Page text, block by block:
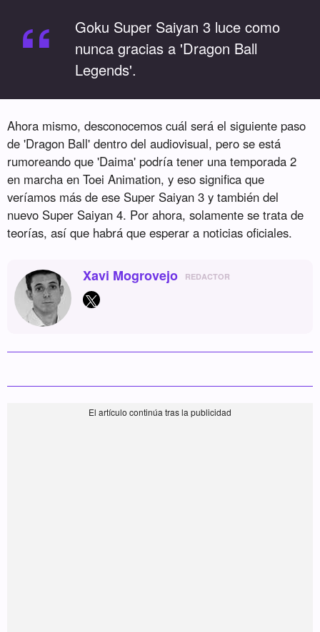
“
Goku Super Saiyan 3 luce como
nunca gracias a 'Dragon Ball
Legends'.
Ahora mismo, desconocemos cuál será el siguiente paso
de 'Dragon Ball' dentro del audiovisual, pero se está
rumoreando que 'Daima' podría tener una temporada 2
en marcha en Toei Animation, y eso significa que
veríamos más de ese Super Saiyan 3 y también del
nuevo Super Saiyan 4. Por ahora, solamente se trata de
teorías, así que habrá que esperar a noticias oficiales.
Xavi Mogrovejo REDACTOR